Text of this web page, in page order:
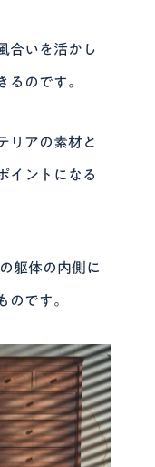
合いを活かし
るのです。
リアの素材と
イントになる
躯体の内側に
のです。